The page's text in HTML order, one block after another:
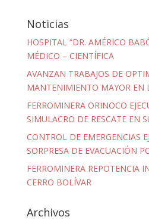
Noticias
HOSPITAL “DR. AMÉRICO
MÉDICO – CIENTÍFICA
AVANZAN TRABAJOS DE
MANTENIMIENTO MAYOR EN
FERROMINERA ORINOCO
SIMULACRO DE RESCATE EN
CONTROL DE EMERGENCIAS
SORPRESA DE EVACUACIÓN
FERROMINERA REPOTENCIA
CERRO BOLÍVAR
Archivos